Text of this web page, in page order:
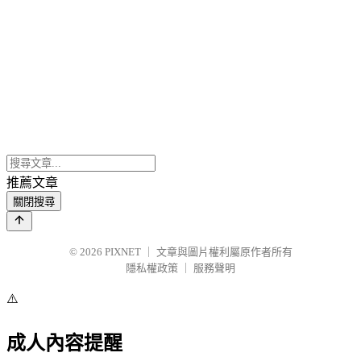
推薦文章
關閉搜尋
© 2026 PIXNET
文章與圖片權利屬原作者所有
隱私權政策
服務聲明
⚠️
成人內容提醒